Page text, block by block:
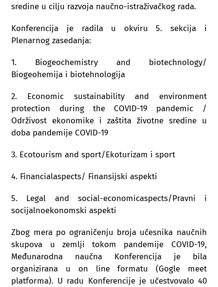
sredine u cilju razvoja naučno-istraživačkog rada.
Konferencija je radila u okviru 5. sekcija i
Plenarnog zasedanja:
1. Biogeochemistry and biotechnology/
Biogeohemija i biotehnologija
2. Economic sustainability and environment
protection during the COVID-19 pandemic /
Održivost ekonomike i zaštita životne sredine u
doba pandemije COVID-19
3. Ecotourism and sport/Ekoturizam i sport
4. Financialaspects/ Finansijski aspekti
5. Legal and social-economicaspects/Pravni i
socijalnoekonomski aspekti
Zbog mera po ograničenju broja učesnika naučnih
skupova u zemlji tokom pandemije COVID-19,
Međunarodna naučna Konferencija je bila
organizirana u on line formatu (Gogle meet
platforma). U radu Konferencije je učestvovalo 40